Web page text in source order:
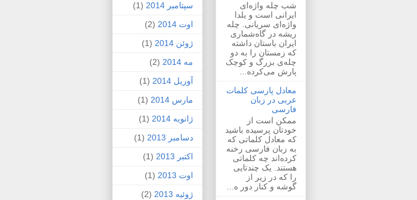
شب چله واژه‌ای
ایرانی است و یلدا
واژه‌ای سریانی. چله
ریشه در گاه‌شماری
ایران باستان داشته
که زمستان را به دو
چله‌ی بزرگ و کوچک
پارش می‌کرده...
معادل پارسی کلمات
عربی در زبان
فارسی
ممکن است از
خودتان پرسیده باشید
که معادل کلماتی که
به زبان فارسی رخنه
کرده‌اند چه کلماتی
هستند. یک چندتایی
را که در زیر از
گوشه و کنار دور ه...
سپتامبر 2014
(1)
اوت 2014
(2)
ژوئن 2014
(1)
مه 2014
(2)
آوریل 2014
(1)
مارس 2014
(1)
ژانویه 2014
(1)
دسامبر 2013
(1)
اکتبر 2013
(1)
اوت 2013
(1)
ژوئیه 2013
(2)